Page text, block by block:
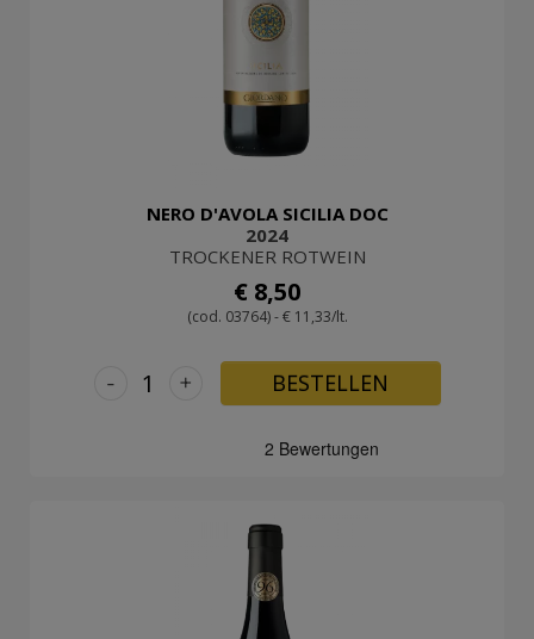
NERO D'AVOLA SICILIA DOC
2024
TROCKENER ROTWEIN
€ 8,50
(cod. 03764) - € 11,33/lt.
+
- BESTELLEN